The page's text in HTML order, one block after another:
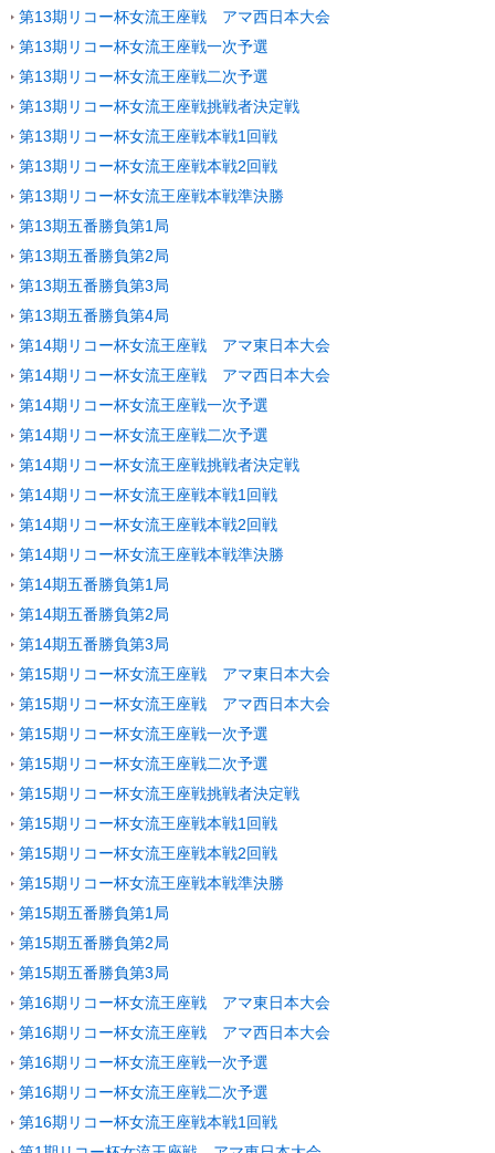
第13期リコー杯女流王座戦 アマ西日本大会
第13期リコー杯女流王座戦一次予選
第13期リコー杯女流王座戦二次予選
第13期リコー杯女流王座戦挑戦者決定戦
第13期リコー杯女流王座戦本戦1回戦
第13期リコー杯女流王座戦本戦2回戦
第13期リコー杯女流王座戦本戦準決勝
第13期五番勝負第1局
第13期五番勝負第2局
第13期五番勝負第3局
第13期五番勝負第4局
第14期リコー杯女流王座戦 アマ東日本大会
第14期リコー杯女流王座戦 アマ西日本大会
第14期リコー杯女流王座戦一次予選
第14期リコー杯女流王座戦二次予選
第14期リコー杯女流王座戦挑戦者決定戦
第14期リコー杯女流王座戦本戦1回戦
第14期リコー杯女流王座戦本戦2回戦
第14期リコー杯女流王座戦本戦準決勝
第14期五番勝負第1局
第14期五番勝負第2局
第14期五番勝負第3局
第15期リコー杯女流王座戦 アマ東日本大会
第15期リコー杯女流王座戦 アマ西日本大会
第15期リコー杯女流王座戦一次予選
第15期リコー杯女流王座戦二次予選
第15期リコー杯女流王座戦挑戦者決定戦
第15期リコー杯女流王座戦本戦1回戦
第15期リコー杯女流王座戦本戦2回戦
第15期リコー杯女流王座戦本戦準決勝
第15期五番勝負第1局
第15期五番勝負第2局
第15期五番勝負第3局
第16期リコー杯女流王座戦 アマ東日本大会
第16期リコー杯女流王座戦 アマ西日本大会
第16期リコー杯女流王座戦一次予選
第16期リコー杯女流王座戦二次予選
第16期リコー杯女流王座戦本戦1回戦